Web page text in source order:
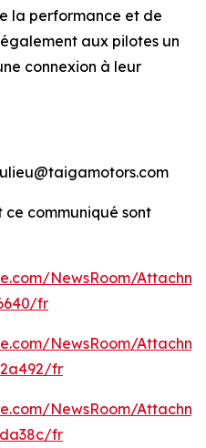
la performance et de
aux pilotes un
connexion à leur
communiqué sont
NewsRoom/
fr
NewsRoom/
fr
NewsRoom/
fr